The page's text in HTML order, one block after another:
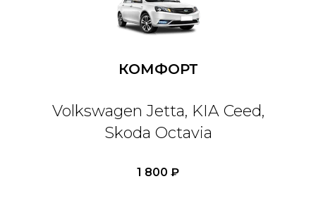
КОМФОРТ
Volkswagen Jetta, KIA Ceed,
Skoda Octavia
1 800 ₽